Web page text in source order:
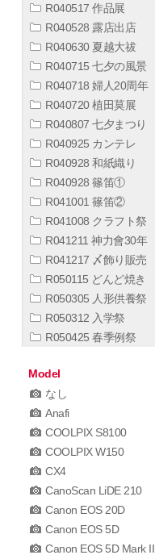
R040517 作品展
R040528 露店出店
R040630 夏越大祓
R040715 七夕の風景
R040718 婦人20周年
R040720 植田莫展
R040807 七夕まつり
R040925 カンテレ
R040928 和紙織り
R040928 篠笛①
R041001 篠笛②
R041008 クラフト祭
R041211 神力會30年
R041217 〆飾り販売
R050115 どんど焼き
R050305 人形供養祭
R050312 入学祭
R050425 春季例祭
Model
なし
Anafi
COOLPIX S8100
COOLPIX W150
CX4
CanoScan LiDE 210
Canon EOS 20D
Canon EOS 5D
Canon EOS 5D Mark II